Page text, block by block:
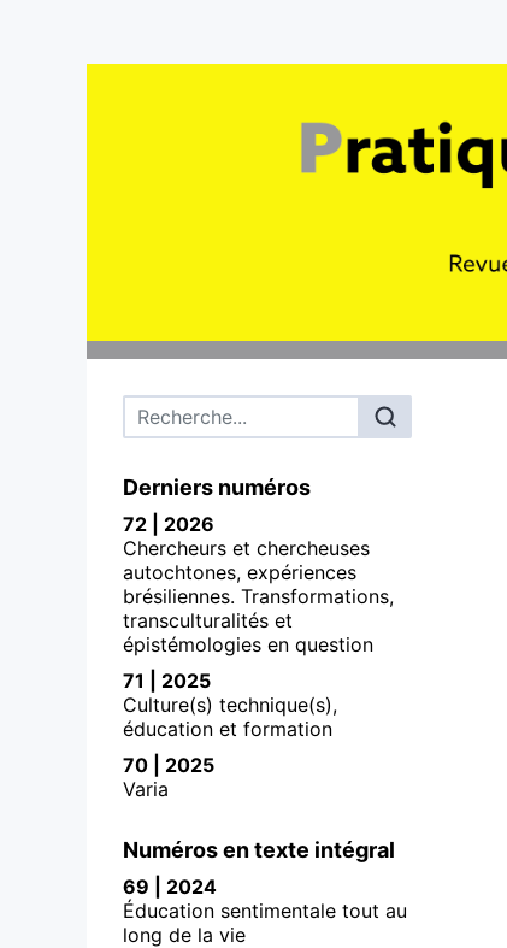
Menu principal
Derniers numéros
72 | 2026
Chercheurs et chercheuses
autochtones, expériences
brésiliennes. Transformations,
transculturalités et
épistémologies en question
71 | 2025
Culture(s) technique(s),
éducation et formation
70 | 2025
Varia
Numéros en texte intégral
69 | 2024
Éducation sentimentale tout au
long de la vie